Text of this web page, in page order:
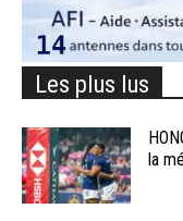
Les plus lus
la